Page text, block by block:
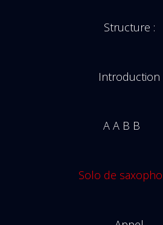
Structure :
Introduction
A A B B
Solo de